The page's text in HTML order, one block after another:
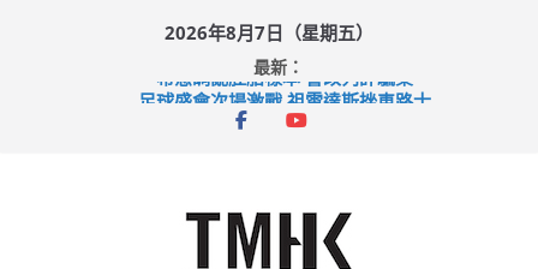
2026年8月7日（星期五）
最新：
希愈調亂胚胎樣本 警改列詐騙案
足球盛會次場激戰 祖雲達斯挫車路士
上半年純利大增七成 國泰：下半年油價續波動